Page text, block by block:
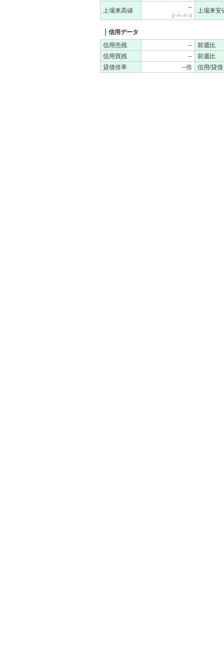
上場来高値 --
(--/--/--)
上場来安
信用データ
信用売残
--
前週比
信用買残
--
前週比
貸借倍率
--倍 信用/貸借